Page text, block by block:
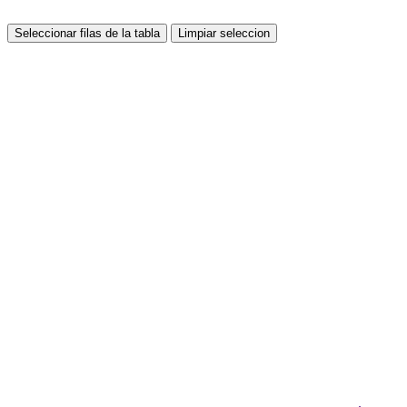
Seleccionar filas de la tabla Limpiar seleccion